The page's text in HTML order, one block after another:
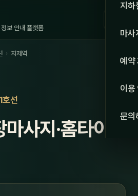
보 안내 플랫폼 서울
강원·
강원
충북
지하
마사
관리
스
예약
이용
문의
› 지제역
호선
사지·홈타이